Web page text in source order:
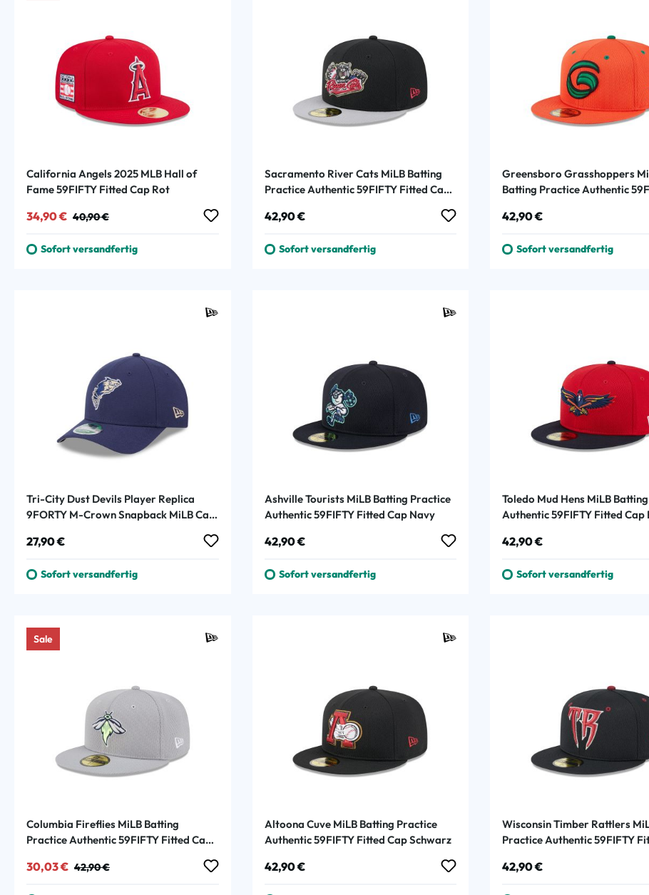
California Angels 2025 MLB Hall of
Fame 59FIFTY Fitted Cap Rot
Verkaufspreis:
34,90 € Regulärer Preis:
40,90 €
Sofort versandfertig
Sacramento River Cats MiLB Batting
Practice Authentic 59FIFTY Fitted Cap
Regulärer Preis:
42,90 €
Sofort versandfertig
Greensboro Grasshoppers
Batting Practice Authentic
Regulärer Preis:
42,90 €
Sofort versandfertig
Tri-City Dust Devils Player Replica
9FORTY M-Crown Snapback MiLB Cap
Regulärer Preis:
27,90 €
Sofort versandfertig
Ashville Tourists MiLB Batting Practice
Authentic 59FIFTY Fitted Cap Navy
Regulärer Preis:
42,90 €
Sofort versandfertig
Toledo Mud Hens MiLB
Authentic 59FIFTY Fitted Cap
Regulärer Preis:
42,90 €
Sofort versandfertig
Sale
Columbia Fireflies MiLB Batting
Practice Authentic 59FIFTY Fitted Cap
Verkaufspreis:
30,03 € Regulärer Preis:
42,90 €
Altoona Cuve MiLB Batting Practice
Authentic 59FIFTY Fitted Cap Schwarz
Regulärer Preis:
42,90 €
Wisconsin Timber Rattlers
Practice Authentic 59FIFTY
Regulärer Preis:
42,90 €